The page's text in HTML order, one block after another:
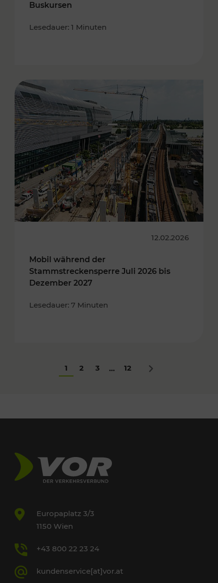
Buskursen
Lesedauer: 1 Minuten
12.02.2026
Mobil während der
Stammstreckensperre Juli 2026 bis
Dezember 2027
Lesedauer: 7 Minuten
1 2 3 ... 12 Nächstes
Europaplatz 3/3
1150 Wien
+43 800 22 23 24
kundenservice[at]vor.at